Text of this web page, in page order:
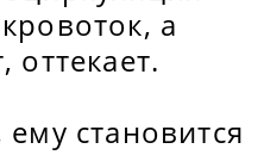
а
становится